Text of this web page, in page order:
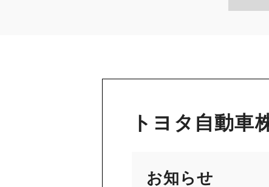
トヨタ自動車
お知らせ